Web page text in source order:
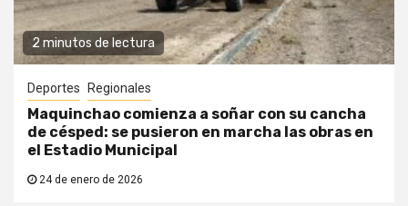
2 minutos de lectura
Deportes Regionales
Maquinchao comienza a soñar con su cancha
de césped: se pusieron en marcha las obras en
el Estadio Municipal
24 de enero de 2026